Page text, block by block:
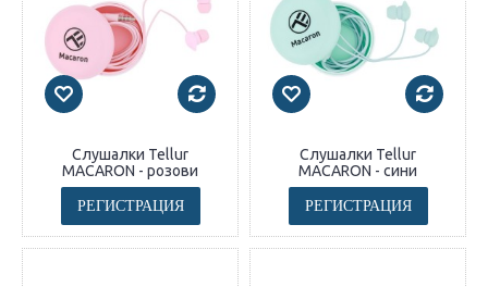
Слушалки Tellur
MACARON - розови
РЕГИСТРАЦИЯ
Слушалки Tellur
MACARON - сини
РЕГИСТРАЦИЯ